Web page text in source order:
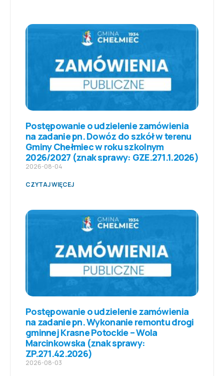
Postępowanie o udzielenie zamówienia
na zadanie pn. Dowóz do szkół w terenu
Gminy Chełmiec w roku szkolnym
2026/2027 (znak sprawy: GZE.271.1.2026)
2026-08-04
CZYTAJ WIĘCEJ
Postępowanie o udzielenie zamówienia
na zadanie pn. Wykonanie remontu drogi
gminnej Krasne Potockie – Wola
Marcinkowska (znak sprawy:
ZP.271.42.2026)
2026-08-03